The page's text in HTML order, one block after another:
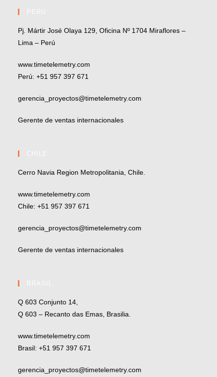
Pj. Mártir José Olaya 129, Oficina Nº 1704 Miraflores –
Lima – Perú
www.timetelemetry.com
Perú: +51 957 397 671
gerencia_proyectos@timetelemetry.com
Gerente de ventas internacionales
Cerro Navia Region Metropolitania, Chile.
www.timetelemetry.com
Chile: +51 957 397 671
gerencia_proyectos@timetelemetry.com
Gerente de ventas internacionales
Q 603 Conjunto 14,
Q 603 – Recanto das Emas, Brasilia.
www.timetelemetry.com
Brasil: +51 957 397 671
gerencia_proyectos@timetelemetry.com